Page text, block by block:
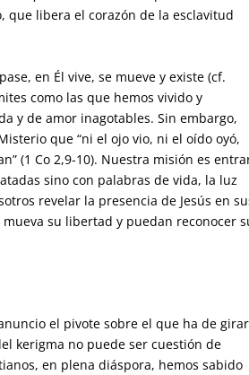
que libera el corazón de la esclavitud
en Él vive, se mueve y existe (cf.
como las que hemos vivido y
y de amor inagotables. Sin embargo,
que “ni el ojo vio, ni el oído oyó,
(1 Co 2,9-10). Nuestra misión es
sino con palabras de vida, la luz
revelar la presencia de Jesús en
su libertad y puedan reconocer
el pivote sobre el que ha de girar
kerigma no puede ser cuestión de
en plena diáspora, hemos sabido